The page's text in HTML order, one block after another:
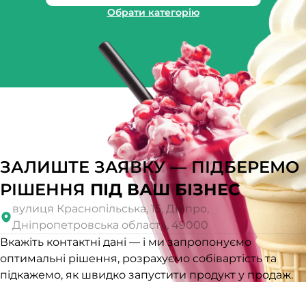
Обрати категорію
ЗАЛИШТЕ ЗАЯВКУ — ПІДБЕРЕМО
РІШЕННЯ ПІД ВАШ БІЗНЕС
вулиця Краснопільська, 15, Дніпро,
Дніпропетровська область, 49000
Вкажіть контактні дані — і ми запропонуємо
оптимальні рішення, розрахуємо собівартість та
підкажемо, як швидко запустити продукт у продаж.